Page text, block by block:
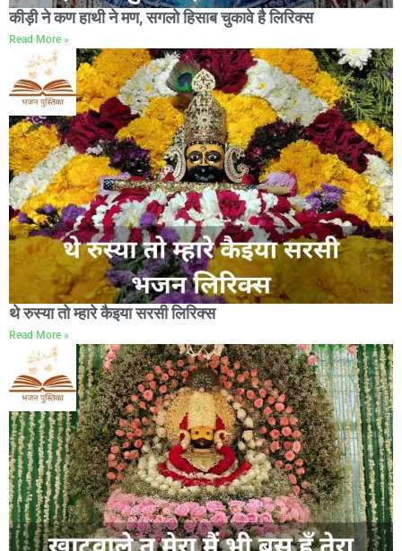
कीड़ी ने कण हाथी ने मण, सगलो हिसाब चुकावे है लिरिक्स
Read More »
थे रुस्या तो म्हारे कैइया सरसी लिरिक्स
Read More »